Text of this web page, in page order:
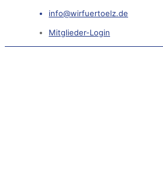
info@wirfuertoelz.de
Mitglieder-Login